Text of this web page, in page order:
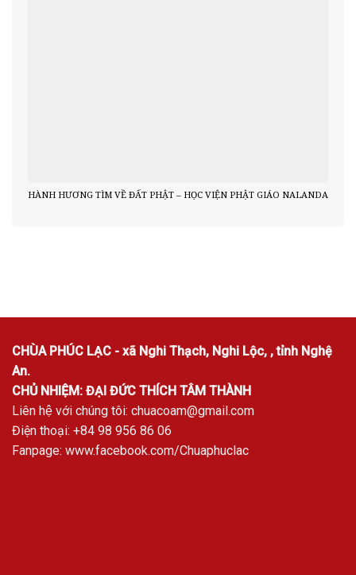
HÀNH HƯƠNG TÌM VỀ ĐẤT PHẬT – HỌC VIỆN PHẬT GIÁO NALANDA
CHÙA PHÚC LẠC - xã Nghi Thạch, Nghi Lộc, , tỉnh Nghệ
An.
CHỦ NHIỆM: ĐẠI ĐỨC THÍCH TÂM THÀNH
Liên hệ với chúng tôi: chuacoam@gmail.com
Điện thoại: +84 98 956 86 06
Fanpage: www.facebook.com/Chuaphuclac